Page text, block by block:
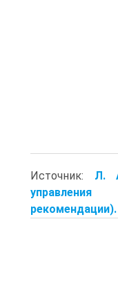
Источник: Л.
рекомендации).